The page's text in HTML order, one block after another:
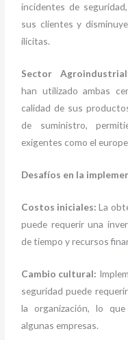
incidentes de
sus clientes y
ilícitas.
Sector
han utilizado ambas
calidad de sus
de suministro,
exigentes como el
Desafíos en la
Costos iniciales: La
puede requerir una
de tiempo y recursos
Cambio cultural:
seguridad puede
la organización, lo
algunas empresas.